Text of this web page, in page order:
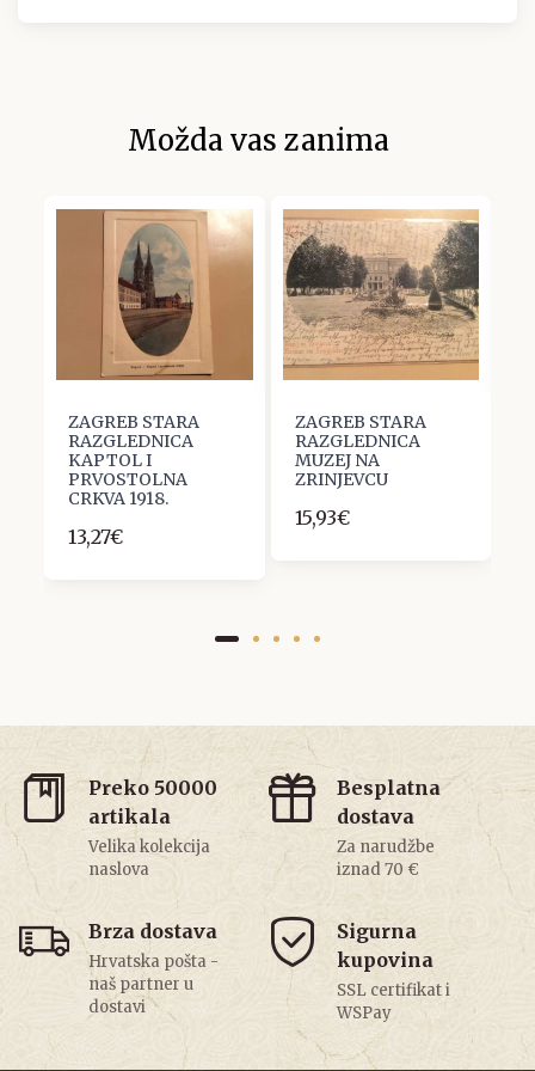
Možda vas zanima
ZAGREB STARA
RAZGLEDNICA
KAPTOL I
PRVOSTOLNA
CRKVA 1918.
13,27€
ZAGREB STARA
RAZGLEDNICA
MUZEJ NA
ZRINJEVCU
15,93€
Preko 50000
artikala
Velika kolekcija
naslova
Besplatna
dostava
Za narudžbe
iznad 70 €
Brza dostava
Hrvatska pošta -
naš partner u
dostavi
Sigurna
kupovina
SSL certifikat i
WSPay